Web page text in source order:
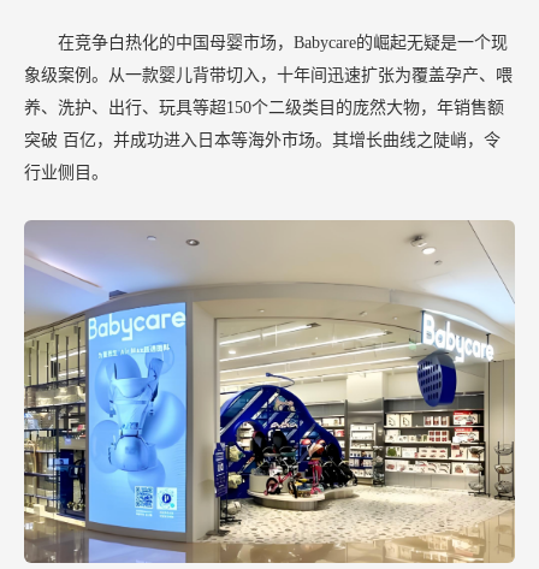
在竞争白热化的中国母婴市场，Babycare的崛起无疑是一个现
象级案例。从一款婴儿背带切入，十年间迅速扩张为覆盖孕产、喂
养、洗护、出行、玩具等超150个二级类目的庞然大物，年销售额
突破 百亿，并成功进入日本等海外市场。其增长曲线之陡峭，令
行业侧目。